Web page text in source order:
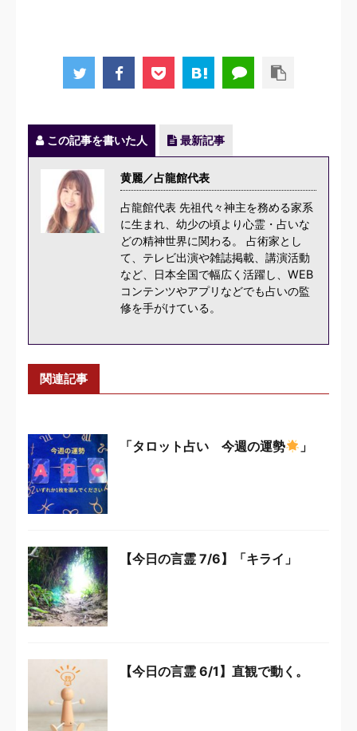
この記事を書いた人 最新記事
黄麗／占龍館代表
占龍館代表 先祖代々神主を務める家系
に生まれ、幼少の頃より心霊・占いな
どの精神世界に関わる。 占術家とし
て、テレビ出演や雑誌掲載、講演活動
など、日本全国で幅広く活躍し、WEB
コンテンツやアプリなどでも占いの監
修を手がけている。
関連記事
「タロット占い 今週の運勢 」
【今日の言霊 7/6】「キライ」
【今日の言霊 6/1】直観で動く。